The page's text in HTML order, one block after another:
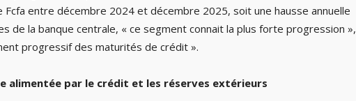
Fcfa entre décembre 2024 et décembre 2025, soit une hausse annuelle
de la banque centrale, « ce segment connait la plus forte progression »,
progressif des maturités de crédit ».
alimentée par le crédit et les réserves extérieurs